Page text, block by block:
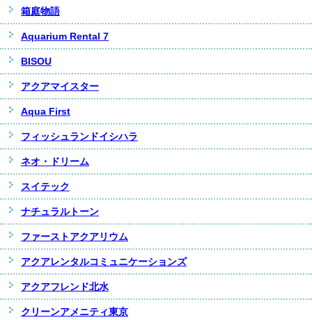
箱庭物語
Aquarium Rental 7
BISOU
アクアマイスター
Aqua First
フィッシュランドイシハラ
ネオ・ドリーム
スイテック
ナチュラルトーン
ファーストアクアリウム
アクアレンタルコミュニケーションズ
アクアフレンド北水
クリーンアメニティ東京